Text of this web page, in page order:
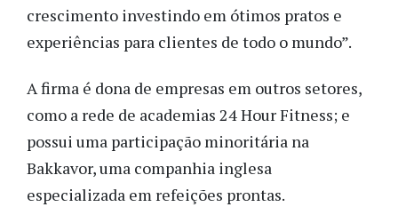
crescimento investindo em ótimos pratos e
experiências para clientes de todo o mundo”.
A firma é dona de empresas em outros setores,
como a rede de academias 24 Hour Fitness; e
possui uma participação minoritária na
Bakkavor, uma companhia inglesa
especializada em refeições prontas.